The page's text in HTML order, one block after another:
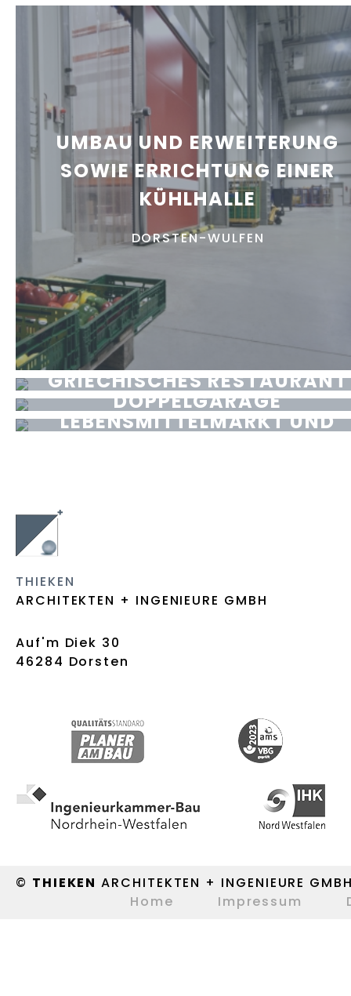
UMBAU UND ERWEITERUNG
SOWIE ERRICHTUNG EINER
KÜHLHALLE
DORSTEN-WULFEN
UMBAU UND ERWEITERUNG
GRIECHISCHES RESTAURANT
DORSTEN-HERVEST
EINFAMILIENHAUS MIT
DOPPELGARAGE
WOHN- UND
(8WE) INKL.
LEBENSMITTELMARKT UND
THIEKEN
ARCHITEKTEN + INGENIEURE GMBH
Auf'm Diek 30
46284 Dorsten
© THIEKEN ARCHITEKTEN + INGENIEURE
Home
Impressum